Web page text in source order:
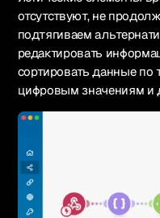
отсутствуют, не
подтягиваем
редактировать
сортировать данные по
цифровым значениям и